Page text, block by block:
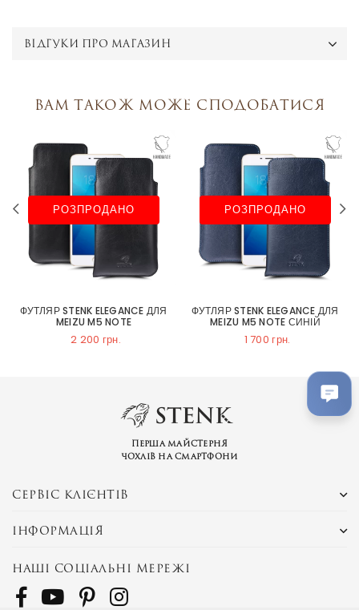
ВІДГУКИ ПРО МАГАЗИН
Вам також може сподобатися
РОЗПРОДАНО
ФУТЛЯР STENK ELEGANCE ДЛЯ
MEIZU M5 NOTE
2 200 грн.
РОЗПРОДАНО
ФУТЛЯР STENK ELEGANCE ДЛЯ
MEIZU M5 NOTE СИНІЙ
1 700 грн.
Перша майстерня
чохлів на смартфони
СЕРВІС КЛІЄНТІВ
ІНФОРМАЦІЯ
НАШІ СОЦІАЛЬНІ МЕРЕЖІ